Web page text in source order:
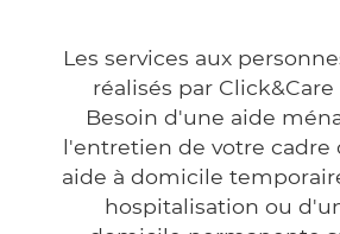
Les services aux
réalisés par Click&Care
Besoin d'une aide
l'entretien de votre cadre
aide à domicile
hospitalisation ou